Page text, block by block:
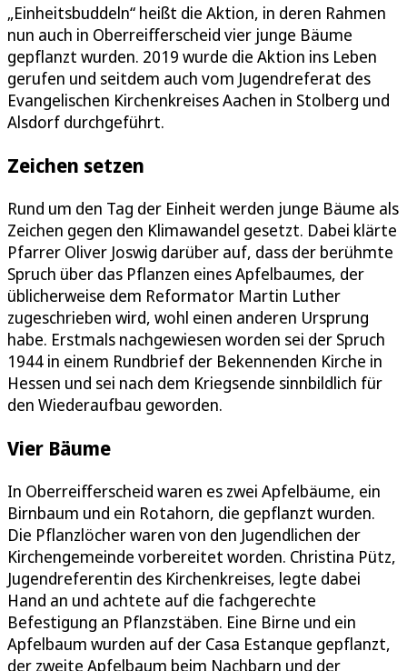
„Einheitsbuddeln“ heißt die Aktion, in deren Rahmen
nun auch in Oberreifferscheid vier junge Bäume
gepflanzt wurden. 2019 wurde die Aktion ins Leben
gerufen und seitdem auch vom Jugendreferat des
Evangelischen Kirchenkreises Aachen in Stolberg und
Alsdorf durchgeführt.
Zeichen setzen
Rund um den Tag der Einheit werden junge Bäume als
Zeichen gegen den Klimawandel gesetzt. Dabei klärte
Pfarrer Oliver Joswig darüber auf, dass der berühmte
Spruch über das Pflanzen eines Apfelbaumes, der
üblicherweise dem Reformator Martin Luther
zugeschrieben wird, wohl einen anderen Ursprung
habe. Erstmals nachgewiesen worden sei der Spruch
1944 in einem Rundbrief der Bekennenden Kirche in
Hessen und sei nach dem Kriegsende sinnbildlich für
den Wiederaufbau geworden.
Vier Bäume
In Oberreifferscheid waren es zwei Apfelbäume, ein
Birnbaum und ein Rotahorn, die gepflanzt wurden.
Die Pflanzlöcher waren von den Jugendlichen der
Kirchengemeinde vorbereitet worden. Christina Pütz,
Jugendreferentin des Kirchenkreises, legte dabei
Hand an und achtete auf die fachgerechte
Befestigung an Pflanzstäben. Eine Birne und ein
Apfelbaum wurden auf der Casa Estanque gepflanzt,
der zweite Apfelbaum beim Nachbarn und der